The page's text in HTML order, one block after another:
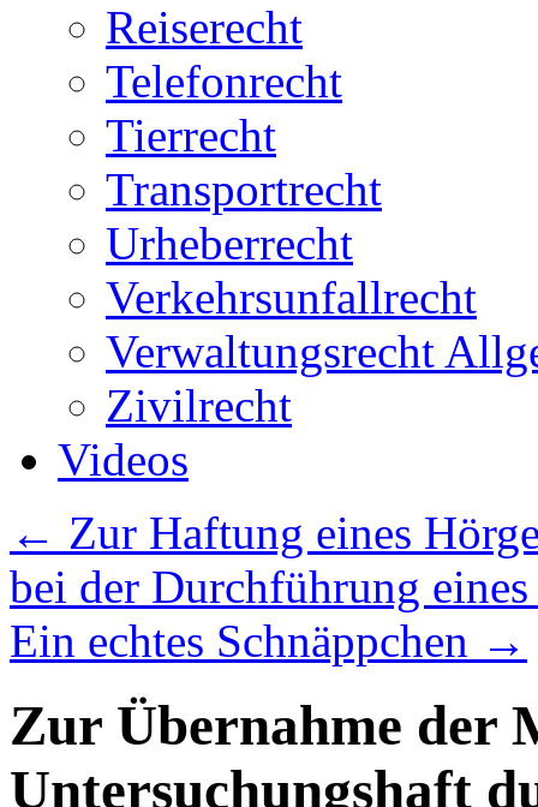
Reiserecht
Telefonrecht
Tierrecht
Transportrecht
Urheberrecht
Verkehrsunfallrecht
Verwaltungsrecht
Zivilrecht
Videos
← Zur Haftung eines
bei der Durchführung
Ein echtes Schnäppchen →
Zur Übernahme der
Untersuchungshaft